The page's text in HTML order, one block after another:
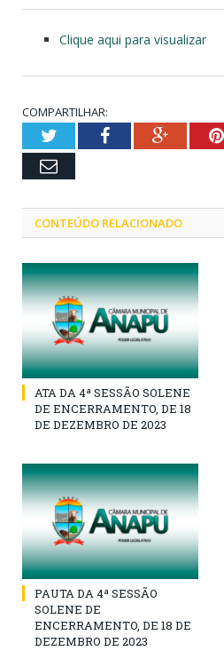
Clique aqui para visualizar
COMPARTILHAR:
TwitterFacebookGoogle+
Email
CONTEÚDO RELACIONADO
ATA DA 4ª SESSÃO SOLENE
DE ENCERRAMENTO, DE 18
DE DEZEMBRO DE 2023
PAUTA DA 4ª SESSÃO
SOLENE DE
ENCERRAMENTO, DE 18 DE
DEZEMBRO DE 2023